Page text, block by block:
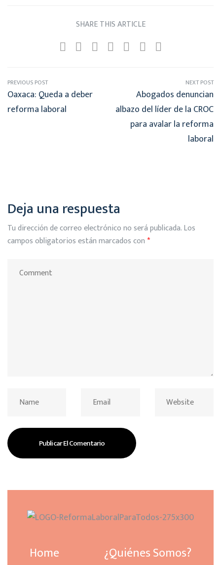
SHARE THIS ARTICLE
PREVIOUS POST
Oaxaca: Queda a deber
reforma laboral
NEXT POST
Abogados denuncian
albazo del líder de la CROC
para avalar la reforma
laboral
Deja una respuesta
Tu dirección de correo electrónico no será publicada.Los
campos obligatorios están marcados con*
Home ¿Quiénes Somos?